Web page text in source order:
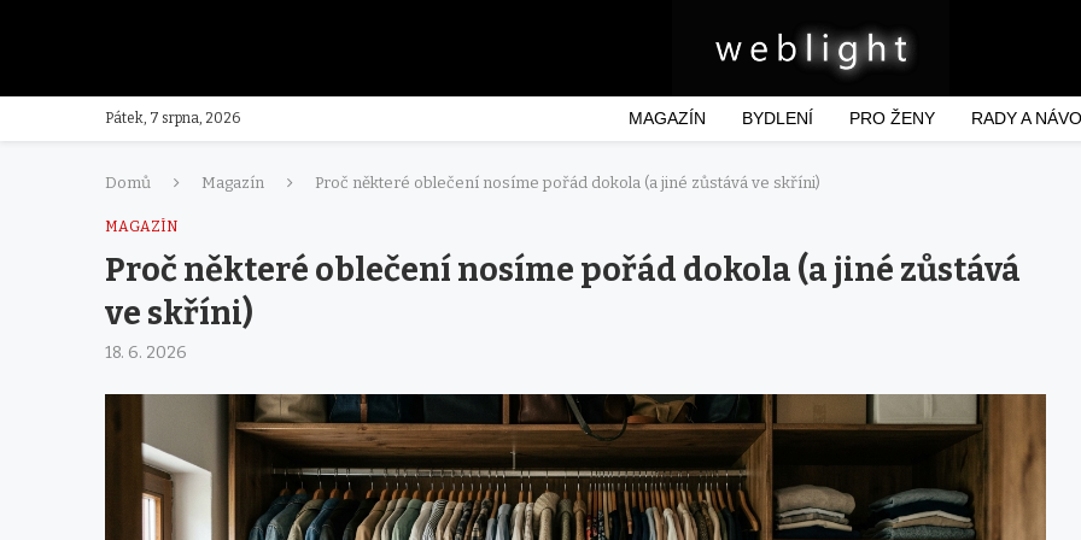
Pátek, 7 srpna, 2026 MAGAZÍN BYDLENÍ PRO ŽENY RADY A
Domů Magazín Proč některé oblečení nosíme pořád dokola (a jiné zůstává ve skříni)
MAGAZÍN
Proč některé oblečení nosíme pořád dokola (a jiné zůstává
ve skříni)
18. 6. 2026